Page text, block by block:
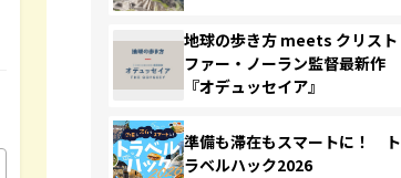
地球の歩き方 meets クリスト
ファー・ノーラン監督最新作
『オデュッセイア』
準備も滞在もスマートに！ ト
ラベルハック2026